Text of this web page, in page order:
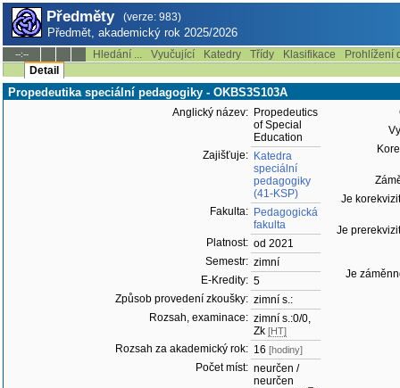
Předměty (verze: 983)
Předmět, akademický rok 2025/2026
--:-- Hledání ... Vyučující Katedry Třídy Klasifikace
Prohlížení
Detail
Propedeutika speciální pedagogiky - OKBS3S103A
Anglický název: Propedeutics
of Special
Education
Zajišťuje: Katedra
speciální
pedagogiky
(41-KSP)
Fakulta: Pedagogická
fakulta
Platnost: od 2021
Semestr: zimní
E-Kredity: 5
Způsob provedení zkoušky: zimní s.:
Rozsah, examinace: zimní s.:0/0,
Zk [HT]
Rozsah za akademický rok: 16 [hodiny]
Počet míst: neurčen /
neurčen
Je
Je
Je